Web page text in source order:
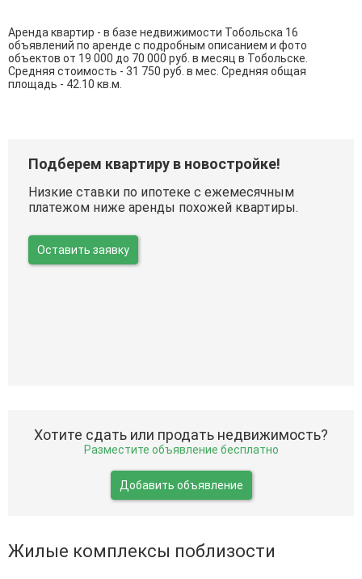
Аренда квартир - в базе недвижимости Тобольска 16
объявлений по аренде с подробным описанием и фото
объектов от 19 000 до 70 000 руб. в месяц в Тобольске.
Средняя стоимость - 31 750 руб. в мес. Средняя общая
площадь - 42.10 кв.м.
Подберем квартиру в новостройке!
Низкие ставки по ипотеке с ежемесячным
платежом ниже аренды похожей квартиры.
Оставить заявку
Хотите сдать или продать недвижимость?
Разместите объявление бесплатно
Добавить объявление
Жилые комплексы поблизости